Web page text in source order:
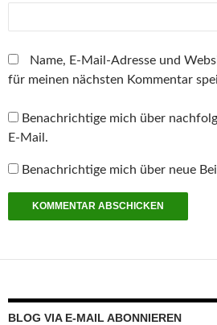
Name, E-Mail-Adresse und
für meinen nächsten Kommentar
Benachrichtige mich über
E-Mail.
Benachrichtige mich über neue
BLOG VIA E-MAIL ABONNIEREN